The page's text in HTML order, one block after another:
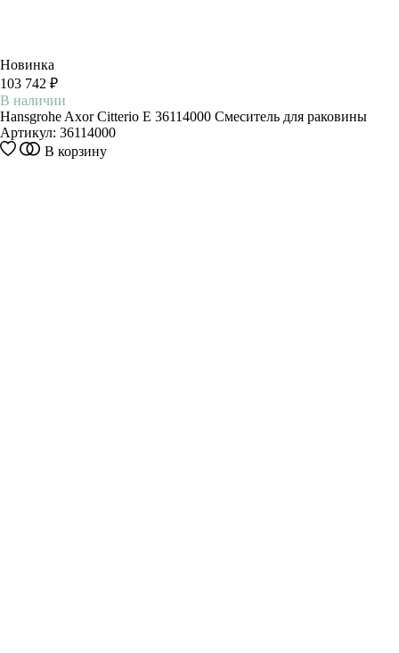
Новинка
103 742 ₽
В наличии
Hansgrohe Axor Citterio E 36114000 Смеситель для раковины
Артикул: 36114000
В корзину